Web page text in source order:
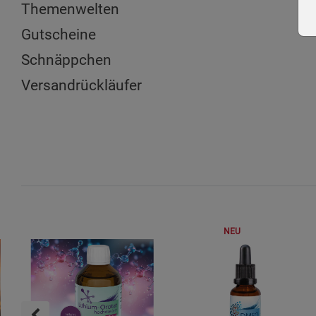
Themenwelten
Gutscheine
Schnäppchen
Versandrückläufer
NEU